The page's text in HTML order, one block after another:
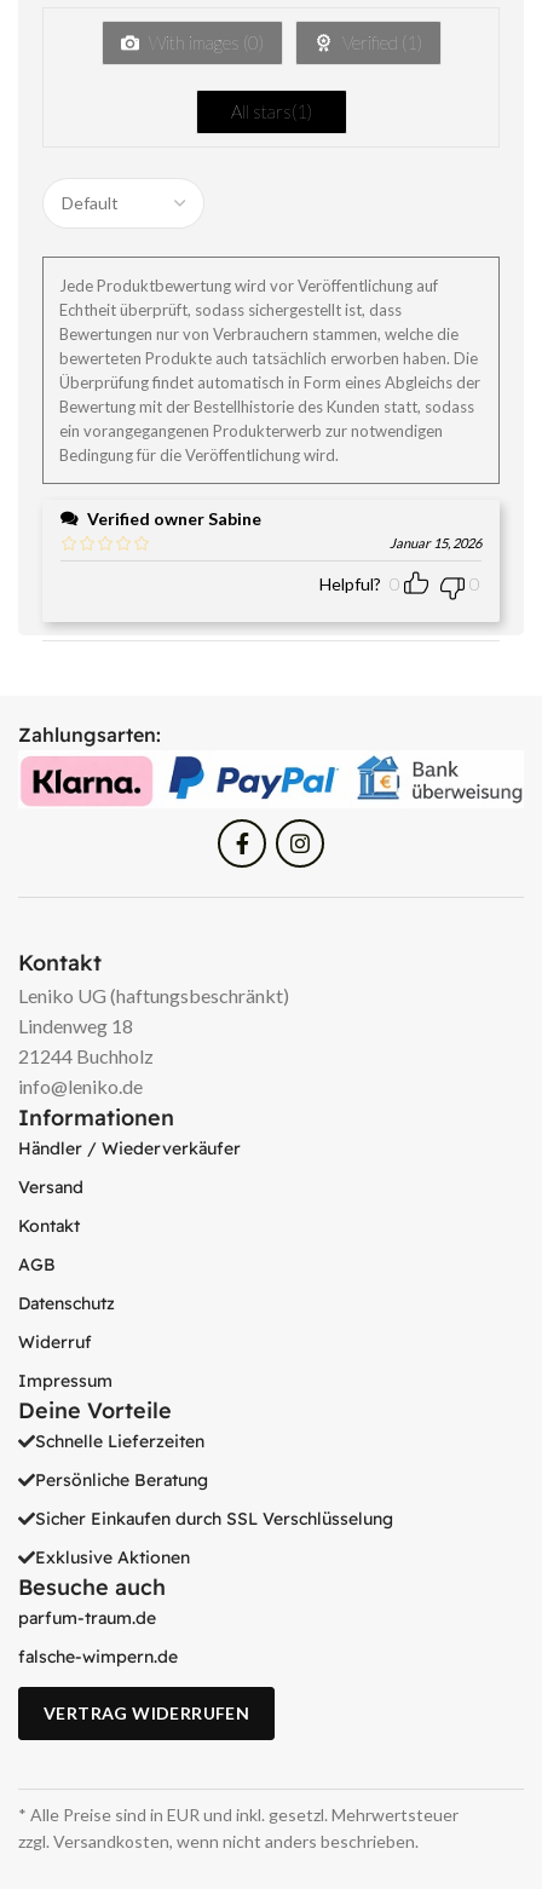
With images (0) Verified ( 1 )
All stars(1)
Jede Produktbewertung wird vor Veröffentlichung auf
Echtheit überprüft, sodass sichergestellt ist, dass
Bewertungen nur von Verbrauchern stammen, welche die
bewerteten Produkte auch tatsächlich erworben haben. Die
Überprüfung findet automatisch in Form eines Abgleichs der
Bewertung mit der Bestellhistorie des Kunden statt, sodass
ein vorangegangenen Produkterwerb zur notwendigen
Bedingung für die Veröffentlichung wird.
Verified ownerSabine
Januar 15, 2026
Helpful? 0 0
Zahlungsarten:
Kontakt
Leniko UG (haftungsbeschränkt)
Lindenweg 18
21244 Buchholz
info@leniko.de
Informationen
Händler / Wiederverkäufer
Versand
Kontakt
AGB
Datenschutz
Widerruf
Impressum
Deine Vorteile
Schnelle Lieferzeiten
Persönliche Beratung
Sicher Einkaufen durch SSL Verschlüsselung
Exklusive Aktionen
Besuche auch
parfum-traum.de
falsche-wimpern.de
VERTRAG WIDERRUFEN
* Alle Preise sind in EUR und inkl. gesetzl. Mehrwertsteuer
zzgl. Versandkosten, wenn nicht anders beschrieben.